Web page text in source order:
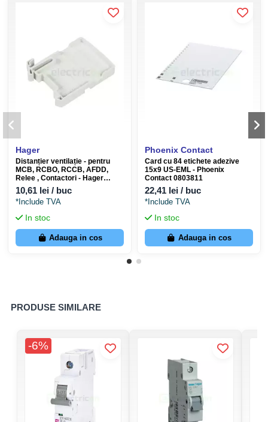
EU declaration
3D Model
Hager
Distanțier ventilație - pentru
MCB, RCBO, RCCB, AFDD,
Relee , Contactori - Hager
LZ060
10,61 lei / buc
*Include TVA
In stoc
Adauga in cos
Phoenix Contact
Card cu 84 etichete adezive
15x9 US-EML - Phoenix
Contact 0803811
22,41 lei / buc
*Include TVA
In stoc
Adauga in cos
PRODUSE SIMILARE
-6%